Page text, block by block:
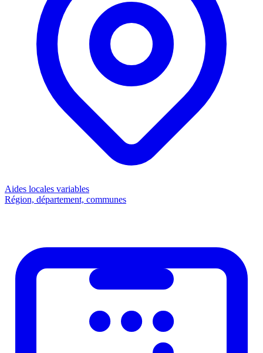
Aides locales variables
Région, département, communes